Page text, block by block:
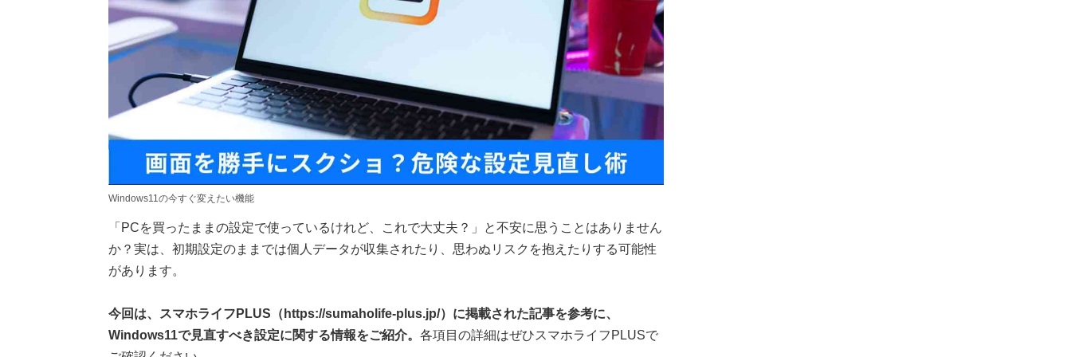
Windows11の今すぐ変えたい機能
「PCを買ったままの設定で使っているけれど、これで大丈夫？」と不安に思うことはありません
か？実は、初期設定のままでは個人データが収集されたり、思わぬリスクを抱えたりする可能性
があります。
今回は、スマホライフPLUS（https://sumaholife-plus.jp/）に掲載された記事を参考に、
Windows11で見直すべき設定に関する情報をご紹介。 各項目の詳細はぜひスマホライフPLUSで